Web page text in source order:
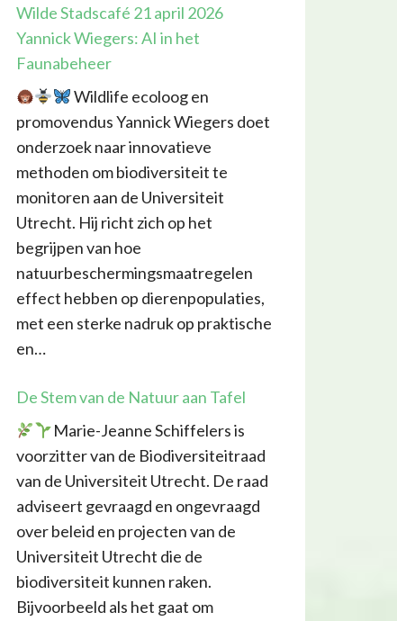
Wilde Stadscafé 21 april 2026
Yannick Wiegers: AI in het
Faunabeheer
Wildlife ecoloog en
promovendus Yannick Wiegers doet
onderzoek naar innovatieve
methoden om biodiversiteit te
monitoren aan de Universiteit
Utrecht. Hij richt zich op het
begrijpen van hoe
natuurbeschermingsmaatregelen
effect hebben op dierenpopulaties,
met een sterke nadruk op praktische
en…
De Stem van de Natuur aan Tafel
Marie-Jeanne Schiffelers is
voorzitter van de Biodiversiteitraad
van de Universiteit Utrecht. De raad
adviseert gevraagd en ongevraagd
over beleid en projecten van de
Universiteit Utrecht die de
biodiversiteit kunnen raken.
Bijvoorbeeld als het gaat om